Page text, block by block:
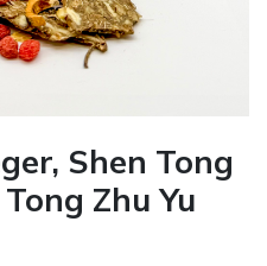
Shen Tong
Zhu Yu